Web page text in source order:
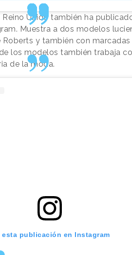
Unido también ha
Muestra a dos modelos
y también con
los modelos también trabaja
de la moda.
esta publicación en Instagram